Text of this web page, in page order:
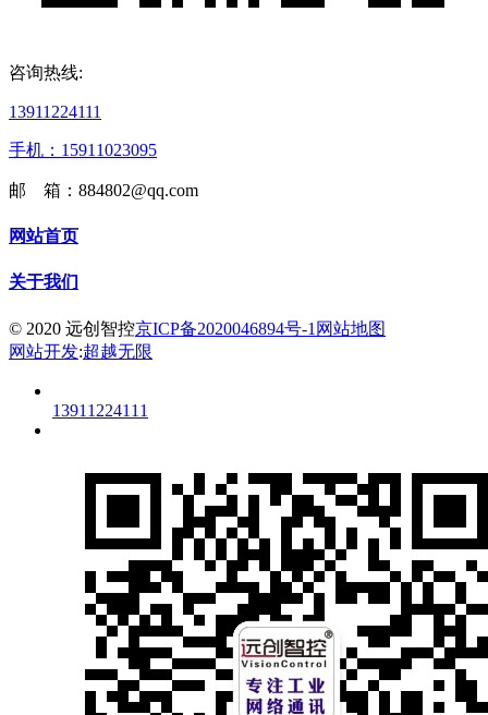
咨询热线:
13911224111
手机：15911023095
邮 箱：884802@qq.com
网站首页
关于我们
© 2020 远创智控京ICP备2020046894号-1 网站地图
网站开发:超越无限
13911224111